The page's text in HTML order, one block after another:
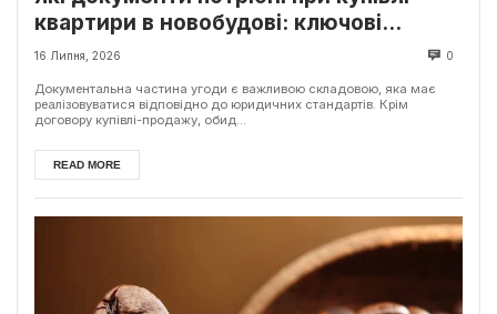
квартири в новобудові: ключові
моменти
16 Липня, 2026 0
Документальна частина угоди є важливою складовою, яка має
реалізовуватися відповідно до юридичних стандартів. Крім
договору купівлі-продажу, обид...
READ MORE